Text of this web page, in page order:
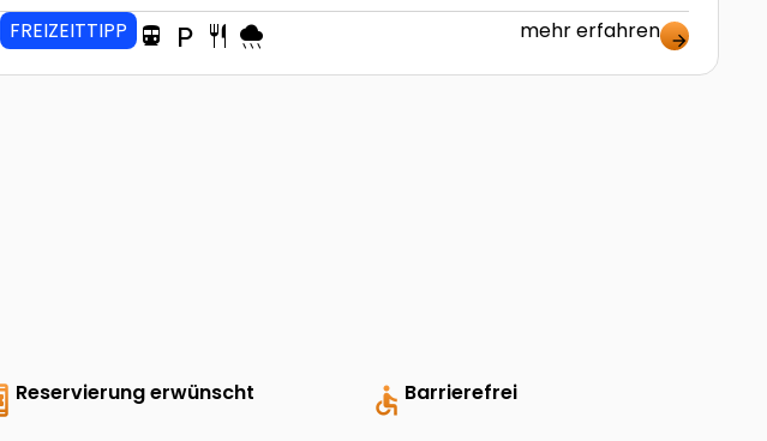
FREIZEITTIPP directions_transit local_parking restaurant rainy mehr erfahren arrow_forward
Reservierung erwünscht accessible Barrierefrei